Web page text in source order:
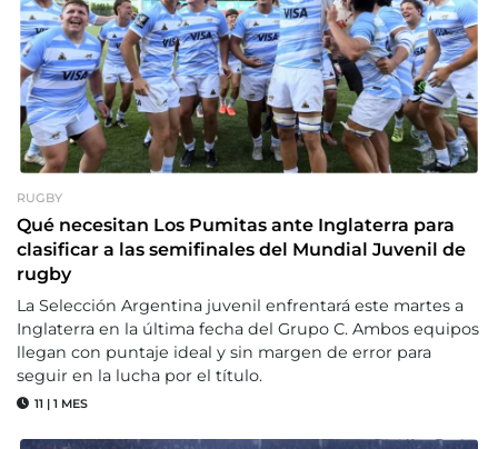
RUGBY
Qué necesitan Los Pumitas ante Inglaterra para
clasificar a las semifinales del Mundial Juvenil de
rugby
La Selección Argentina juvenil enfrentará este martes a
Inglaterra en la última fecha del Grupo C. Ambos equipos
llegan con puntaje ideal y sin margen de error para
seguir en la lucha por el título.
11 | 1 MES